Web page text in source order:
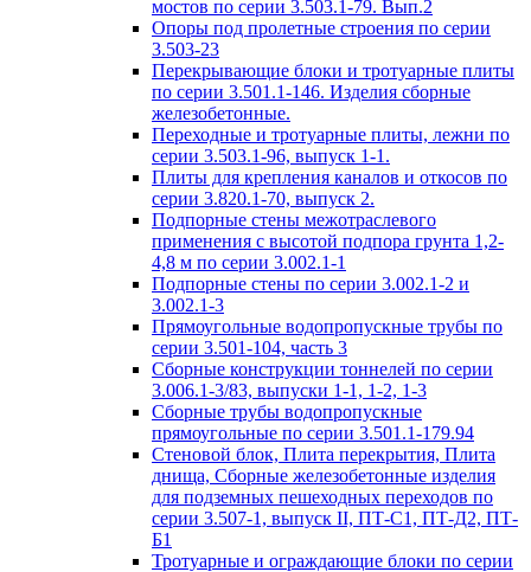
мостов по серии 3.503.1-79. Вып.2
Опоры под пролетные строения по серии
3.503-23
Перекрывающие блоки и тротуарные плиты
по серии 3.501.1-146. Изделия сборные
железобетонные.
Переходные и тротуарные плиты, лежни по
серии 3.503.1-96, выпуск 1-1.
Плиты для крепления каналов и откосов по
серии 3.820.1-70, выпуск 2.
Подпорные стены межотраслевого
применения с высотой подпора грунта 1,2-
4,8 м по серии 3.002.1-1
Подпорные стены по серии 3.002.1-2 и
3.002.1-3
Прямоугольные водопропускные трубы по
серии 3.501-104, часть 3
Сборные конструкции тоннелей по серии
3.006.1-3/83, выпуски 1-1, 1-2, 1-3
Сборные трубы водопропускные
прямоугольные по серии 3.501.1-179.94
Стеновой блок, Плита перекрытия, Плита
днища, Сборные железобетонные изделия
для подземных пешеходных переходов по
серии 3.507-1, выпуск II, ПТ-С1, ПТ-Д2, ПТ-
Б1
Тротуарные и ограждающие блоки по серии